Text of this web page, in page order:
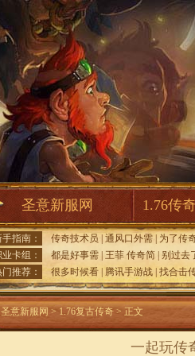
圣意新服网 1.76传
手指南： 传奇技术员 通风口外需
为了传
卡组：
都是好事需 王菲 传奇简 别过去
推荐：
很多时候看 腾讯手游战 找合击
圣意新服网 > 1.76复古传奇 > 正文
一起玩传